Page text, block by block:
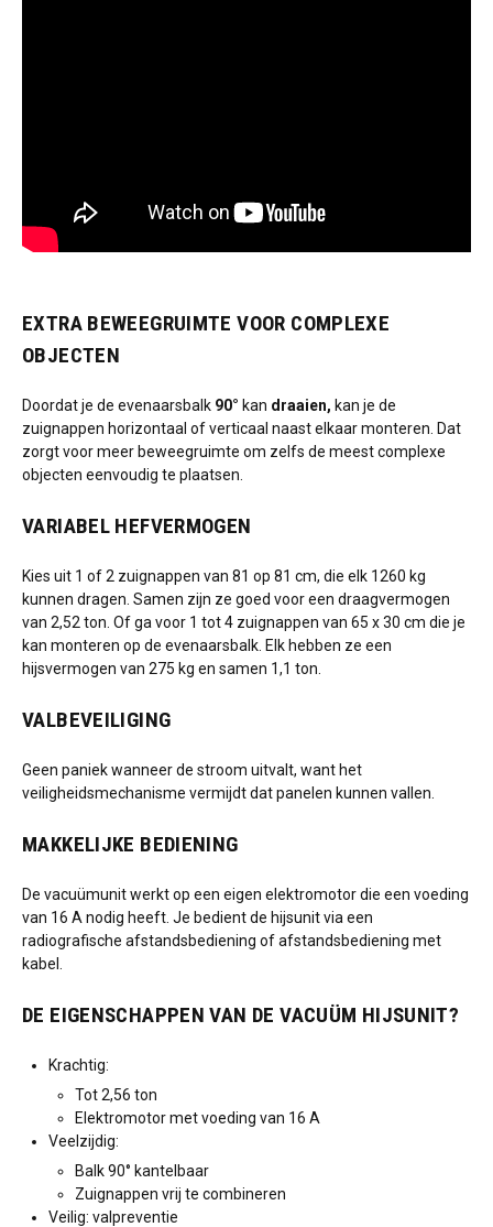
EXTRA BEWEEGRUIMTE VOOR COMPLEXE
OBJECTEN
Doordat je de evenaarsbalk 90° kan draaien, kan je de
zuignappen horizontaal of verticaal naast elkaar monteren. Dat
zorgt voor meer beweegruimte om zelfs de meest complexe
objecten eenvoudig te plaatsen.
VARIABEL HEFVERMOGEN
Kies uit 1 of 2 zuignappen van 81 op 81 cm, die elk 1260 kg
kunnen dragen. Samen zijn ze goed voor een draagvermogen
van 2,52 ton. Of ga voor 1 tot 4 zuignappen van 65 x 30 cm die je
kan monteren op de evenaarsbalk. Elk hebben ze een
hijsvermogen van 275 kg en samen 1,1 ton.
VALBEVEILIGING
Geen paniek wanneer de stroom uitvalt, want het
veiligheidsmechanisme vermijdt dat panelen kunnen vallen.
MAKKELIJKE BEDIENING
De vacuümunit werkt op een eigen elektromotor die een voeding
van 16 A nodig heeft. Je bedient de hijsunit via een
radiografische afstandsbediening of afstandsbediening met
kabel.
DE EIGENSCHAPPEN VAN DE VACUÜM HIJSUNIT?
Krachtig:
Tot 2,56 ton
Elektromotor met voeding van 16 A
Veelzijdig:
Balk 90° kantelbaar
Zuignappen vrij te combineren
Veilig: valpreventie